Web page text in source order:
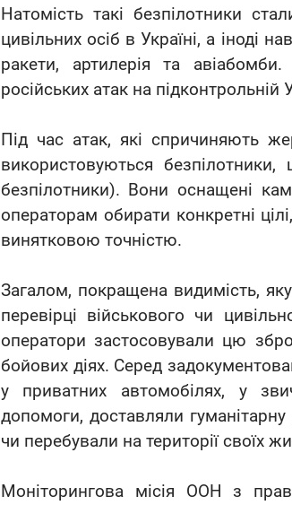
Натомість такі безпілотники
цивільних осіб в Україні, а іноді
ракети, артилерія та
російських атак на підконтрольній
Під час атак, які спричиняють
використовуються
безпілотники). Вони оснащені
операторам обирати конкретні
винятковою точністю.
Загалом, покращена видимість,
перевірці військового чи
оператори застосовували цю
бойових діях. Серед
у приватних автомобілях, у
допомоги, доставляли
чи перебували на території своїх
Моніторингова місія ООН з